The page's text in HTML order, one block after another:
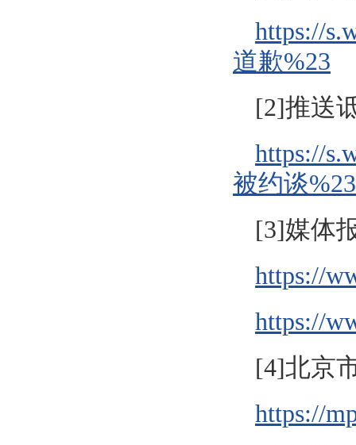
https://
道歉%23
[2]推送
https://
被约谈%23
[3]媒体
https://
https://
[4]北京
https://